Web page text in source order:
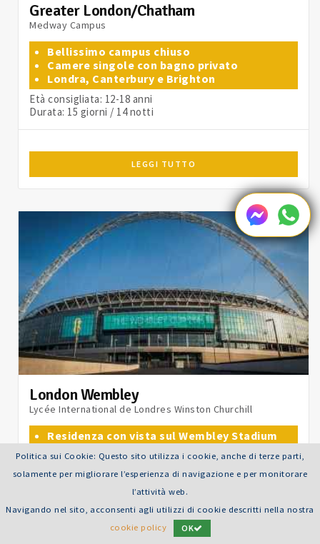
Greater London/Chatham
Medway Campus
Bellissimo campus chiuso
Camere singole con bagno privato
Londra, Canterbury e Brighton
Età consigliata: 12-18 anni
Durata: 15 giorni / 14 notti
LEGGI TUTTO
London Wembley
Lycée International de Londres Winston Churchill
Residenza con vista sul Wembley Stadium
Ricco programma ricreativo
Età consigliata: 13-19 anni
Durata: 15 giorni / 14 notti
Politica sui Cookie: Questo sito utilizza i cookie, anche di terze parti,
solamente per migliorare l’esperienza di navigazione e per monitorare
l’attività web.
Navigando nel sito, acconsenti agli utilizzi di cookie descritti nella nostra
cookie policy
OK